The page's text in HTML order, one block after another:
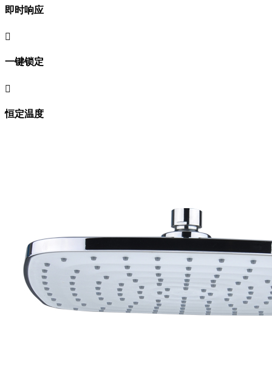
即时响应

一键锁定

恒定温度